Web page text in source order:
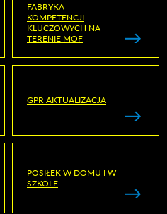
FABRYKA
KOMPETENCJI
KLUCZOWYCH NA
TERENIE MOF
GPR AKTUALIZACJA
POSIŁEK W DOMU I W
SZKOLE